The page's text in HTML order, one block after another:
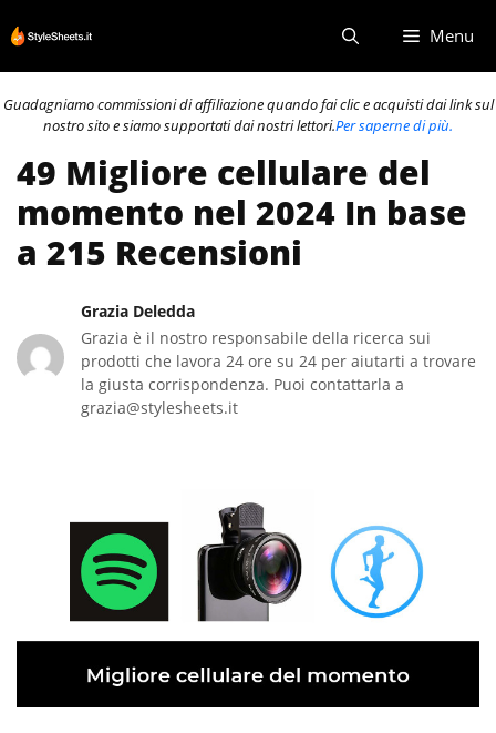
al
contenuto
Menu
Guadagniamo commissioni di affiliazione quando fai clic e acquisti dai link sul
nostro sito e siamo supportati dai nostri lettori.Per saperne di più.
49 Migliore cellulare del
momento nel 2024 In base
a 215 Recensioni
Grazia Deledda
Grazia è il nostro responsabile della ricerca sui
prodotti che lavora 24 ore su 24 per aiutarti a trovare
la giusta corrispondenza. Puoi contattarla a
grazia@stylesheets.it